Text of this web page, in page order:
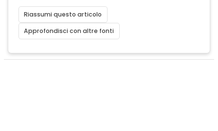
Riassumi questo articolo
Approfondisci con altre fonti